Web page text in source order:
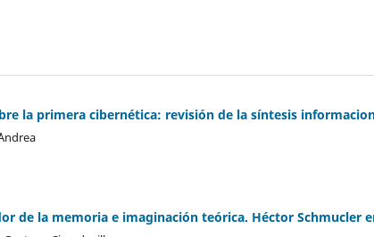
la primera cibernética: revisión de la síntesis
de la memoria e imaginación teórica. Héctor Schmucler